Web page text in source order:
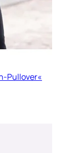
Pullover«